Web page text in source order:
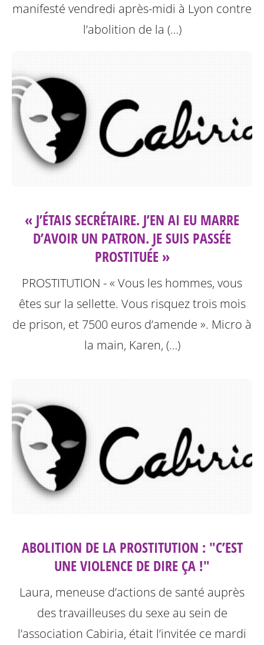
manifesté vendredi après-midi à Lyon contre
l’abolition de la (…)
« J’ÉTAIS SECRÉTAIRE. J’EN AI EU MARRE
D’AVOIR UN PATRON. JE SUIS PASSÉE
PROSTITUÉE »
PROSTITUTION - « Vous les hommes, vous
êtes sur la sellette. Vous risquez trois mois
de prison, et 7500 euros d’amende ». Micro à
la main, Karen, (…)
ABOLITION DE LA PROSTITUTION : "C’EST
UNE VIOLENCE DE DIRE ÇA !"
Laura, meneuse d’actions de santé auprès
des travailleuses du sexe au sein de
l’association Cabiria, était l’invitée ce mardi